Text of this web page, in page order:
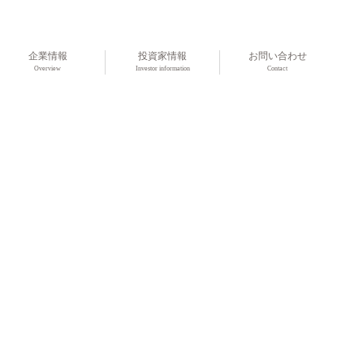
企業情報
Overview
投資家情報
Investor information
お問い合わせ
Contact